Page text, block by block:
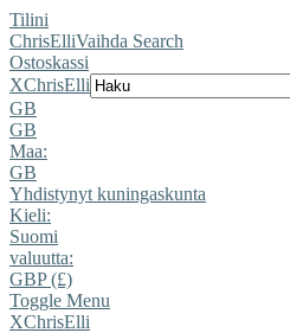
Tilini
ChrisElliVaihda Search
Ostoskassi
XChrisElli
GB
GB
Maa:
GB
Yhdistynyt kuningaskunta
Kieli:
Suomi
valuutta:
GBP (£)
Toggle Menu
XChrisElli